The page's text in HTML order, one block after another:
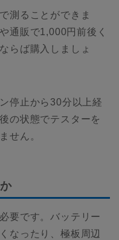
測ることができま
通販で1,000円前後く
らば購入しましょ
停止から30分以上経
の状態でテスターを
せん。
要です。バッテリー
なったり、極板周辺